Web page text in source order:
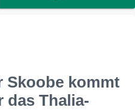
Skoobe kommt
Thalia-